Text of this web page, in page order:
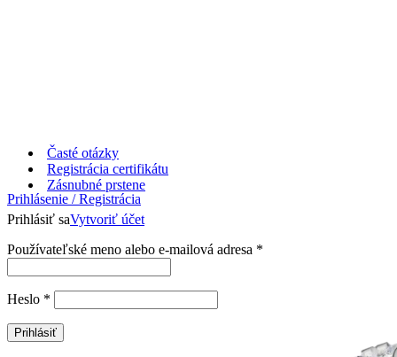
Časté otázky
Registrácia certifikátu
Prihlásenie / Registrácia
Prihlásiť saVytvoriť účet
Používateľské meno alebo e-mailová adresa *
Heslo *
Prihlásiť
Zásnubné prstene